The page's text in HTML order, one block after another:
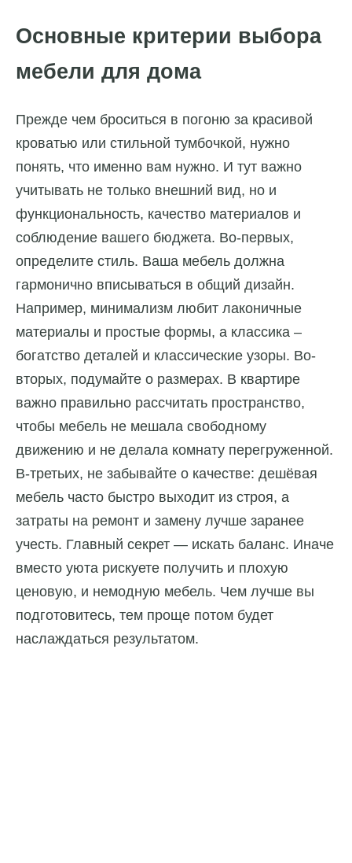
Основные критерии выбора
мебели для дома
Прежде чем броситься в погоню за красивой
кроватью или стильной тумбочкой, нужно
понять, что именно вам нужно. И тут важно
учитывать не только внешний вид, но и
функциональность, качество материалов и
соблюдение вашего бюджета. Во-первых,
определите стиль. Ваша мебель должна
гармонично вписываться в общий дизайн.
Например, минимализм любит лаконичные
материалы и простые формы, а классика –
богатство деталей и классические узоры. Во-
вторых, подумайте о размерах. В квартире
важно правильно рассчитать пространство,
чтобы мебель не мешала свободному
движению и не делала комнату перегруженной.
В-третьих, не забывайте о качестве: дешёвая
мебель часто быстро выходит из строя, а
затраты на ремонт и замену лучше заранее
учесть. Главный секрет — искать баланс. Иначе
вместо уюта рискуете получить и плохую
ценовую, и немодную мебель. Чем лучше вы
подготовитесь, тем проще потом будет
наслаждаться результатом.